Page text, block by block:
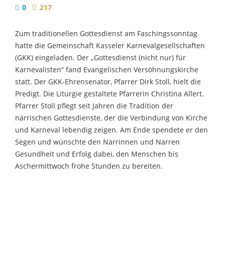
0
217
Zum traditionellen Gottesdienst am Faschingssonntag
hatte die Gemeinschaft Kasseler Karnevalgesellschaften
(GKK) eingeladen. Der „Gottesdienst (nicht nur) für
Karnevalisten“ fand Evangelischen Versöhnungskirche
statt. Der GKK-Ehrensenator, Pfarrer Dirk Stoll, hielt die
Predigt. Die Liturgie gestaltete Pfarrerin Christina Allert.
Pfarrer Stoll pflegt seit Jahren die Tradition der
närrischen Gottesdienste, der die Verbindung von Kirche
und Karneval lebendig zeigen. Am Ende spendete er den
Segen und wünschte den Närrinnen und Narren
Gesundheit und Erfolg dabei, den Menschen bis
Aschermittwoch frohe Stunden zu bereiten.